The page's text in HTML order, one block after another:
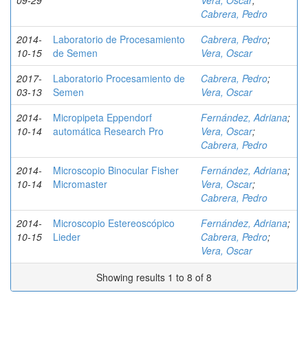
Cabrera, Pedro
2014-
10-15
Laboratorio de Procesamiento
de Semen
Cabrera, Pedro;
Vera, Oscar
2017-
03-13
Laboratorio Procesamiento de
Semen
Cabrera, Pedro;
Vera, Oscar
2014-
10-14
Micropipeta Eppendorf
automática Research Pro
Fernández, Adriana;
Vera, Oscar;
Cabrera, Pedro
2014-
10-14
Microscopio Binocular Fisher
Micromaster
Fernández, Adriana;
Vera, Oscar;
Cabrera, Pedro
2014-
10-15
Microscopio Estereoscópico
Lieder
Fernández, Adriana;
Cabrera, Pedro;
Vera, Oscar
Showing results 1 to 8 of 8